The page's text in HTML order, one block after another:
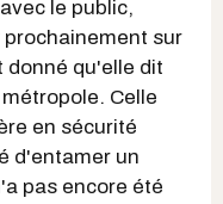
le public,
sur
donné qu'elle dit
Celle
en sécurité
d'entamer un
pas encore été